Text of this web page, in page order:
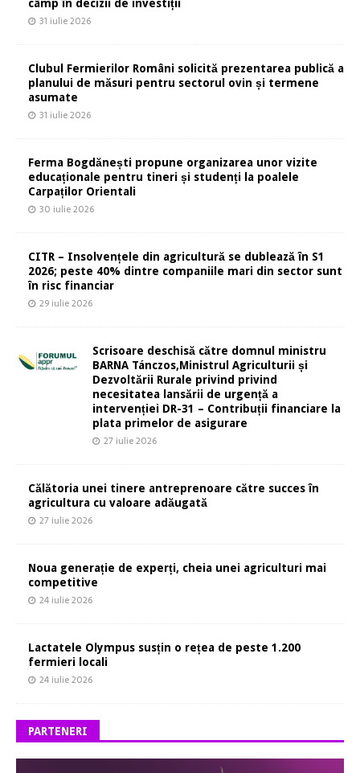
câmp în decizii de investiții
31 iulie 2026
Clubul Fermierilor Români solicită prezentarea publică a
planului de măsuri pentru sectorul ovin și termene
asumate
31 iulie 2026
Ferma Bogdănești propune organizarea unor vizite
educaționale pentru tineri și studenți la poalele
Carpaților Orientali
30 iulie 2026
CITR – Insolvențele din agricultură se dublează în S1
2026; peste 40% dintre companiile mari din sector sunt
în risc financiar
29 iulie 2026
Scrisoare deschisă către domnul ministru
BARNA Tánczos,Ministrul Agriculturii și
Dezvoltării Rurale privind privind
necesitatea lansării de urgență a
intervenției DR-31 – Contribuții financiare la
plata primelor de asigurare
27 iulie 2026
Călătoria unei tinere antreprenoare către succes în
agricultura cu valoare adăugată
27 iulie 2026
Noua generație de experți, cheia unei agriculturi mai
competitive
24 iulie 2026
Lactatele Olympus susțin o rețea de peste 1.200
fermieri locali
24 iulie 2026
PARTENERI